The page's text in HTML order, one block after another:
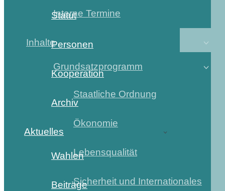
Interne Termine
Inhalte
Grundsatzprogramm
Staatliche Ordnung
Ökonomie
Lebensqualität
Sicherheit und Internationales
Statut
Personen
Kooperation
Archiv
Aktuelles
Wahlen
Beiträge